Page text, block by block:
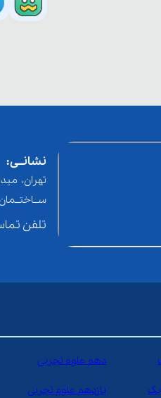
نشانــی:
تلفن
دهم علوم تجربی
یازدهم علوم تجربی